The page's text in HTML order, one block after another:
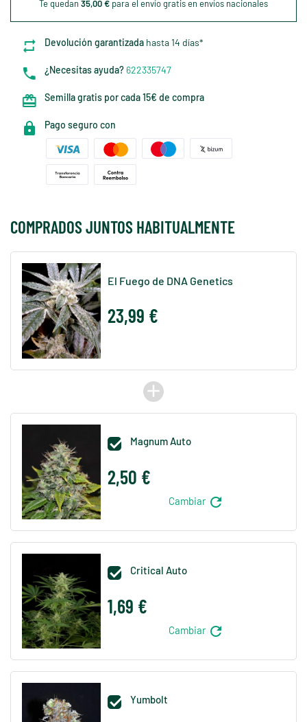
Te quedan 35,00 € para el envío gratis en envíos nacionales
Devolución garantizada hasta 14 días*
¿Necesitas ayuda?622335747
Semilla gratis por cada 15€ de compra
Pago seguro con
COMPRADOS JUNTOS HABITUALMENTE
El Fuego de DNA Genetics
23,99 €
add
 Magnum Auto
2,50 €
Cambiar refresh
 Critical Auto
1,69 €
Cambiar refresh
 Yumbolt